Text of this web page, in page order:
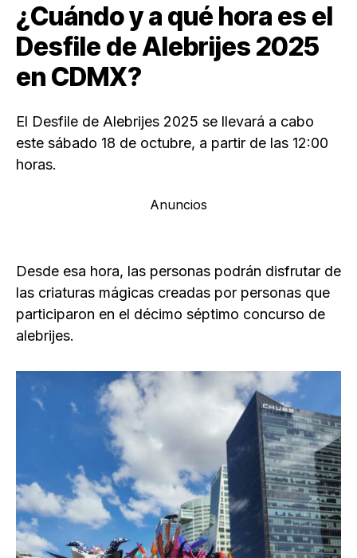
¿Cuándo y a qué hora es el
Desfile de Alebrijes 2025
en CDMX?
El Desfile de Alebrijes 2025 se llevará a cabo
este sábado 18 de octubre, a partir de las 12:00
horas.
Anuncios
Desde esa hora, las personas podrán disfrutar de
las criaturas mágicas creadas por personas que
participaron en el décimo séptimo concurso de
alebrijes.